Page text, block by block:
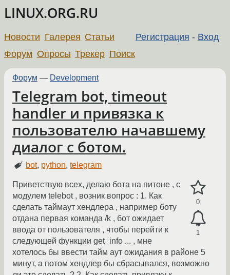
LINUX.ORG.RU
Регистрация - Вход
Новости Галерея Статьи
Форум Опросы Трекер Поиск
Форум — Development
Telegram bot, timeout
handler и привязка к
пользователю начавшему
диалог с ботом.
bot, python,telegram
0
1
Приветствую всех, делаю бота на питоне , с
модулем telebot , возник вопрос : 1. Как
сделать таймаут хендлера , например боту
отдана первая команда /k , бот ожидает
ввода от пользователя , чтобы перейти к
следующей функции get_info ... , мне
хотелось бы ввести тайм аут ожидания в районе 5
минут, а потом хендлер бы сбрасывался, возможно